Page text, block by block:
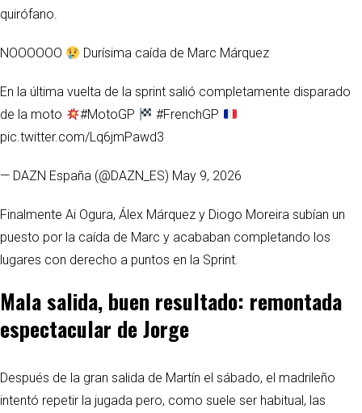
quirófano.
NOOOOOO Durísima caída de Marc Márquez
En la última vuelta de la sprint salió completamente disparado
de la moto
#MotoGP
#FrenchGP
pic.twitter.com/Lq6jmPawd3
— DAZN España (@DAZN_ES) May 9, 2026
Finalmente Ai Ogura, Álex Márquez y Diogo Moreira subían un
puesto por la caída de Marc y acababan completando los
lugares con derecho a puntos en la Sprint.
Mala salida, buen resultado: remontada
espectacular de Jorge
Después de la gran salida de Martín el sábado, el madrileño
intentó repetir la jugada pero, como suele ser habitual, las